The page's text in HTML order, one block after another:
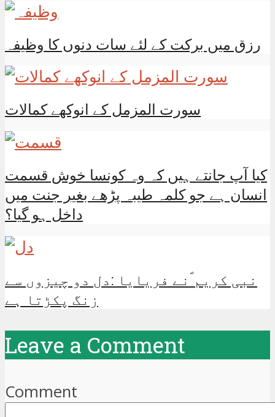
رزق میں برکت کے لئے سات دنوں کا وظیفہ
سورت المزمل کے انوکھے کمالات
کیا آپ جانتے ہیں کہ وہ کونسا خوش قسمت
انسان ہے جو کلمہ طیبہ پڑھے بغیر جنت میں
داخل ہو گیا؟
نبی کریم ؐنے فریایا :دل دو چیزوں سے
زنگ پکڑتا ہے
Leave a Comment
Comment